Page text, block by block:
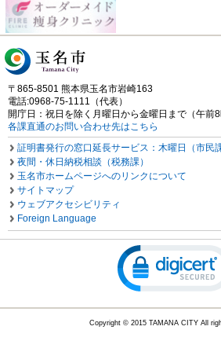
〒865-8501 熊本県玉名市岩崎163
電話:0968-75-1111（代表）
開庁日：祝日を除く月曜日から金曜日まで（午前
各課直通のお問い合わせ先はこちら
証明書発行の窓口延長サービス：木曜日（市民課
夜間・休日納税相談（税務課）
玉名市ホームページへのリンクについて
サイトマップ
ウェブアクセシビリティ
Foreign Language
Copyright © 2015 TAMANA CITY All